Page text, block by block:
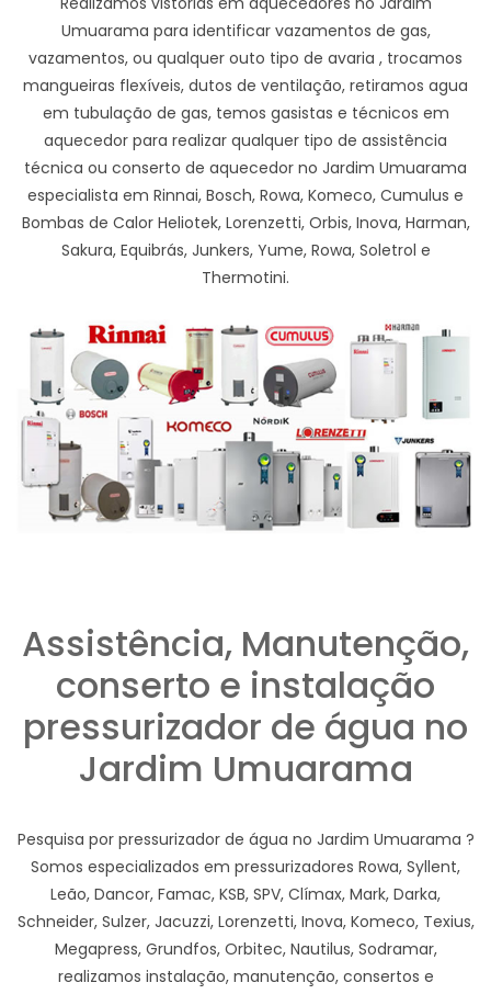
Umuarama para identificar vazamentos de gas,
vazamentos, ou qualquer outo tipo de avaria , trocamos
mangueiras flexíveis, dutos de ventilação, retiramos agua
em tubulação de gas, temos gasistas e técnicos em
aquecedor para realizar qualquer tipo de assistência
técnica ou conserto de aquecedor no Jardim Umuarama
especialista em Rinnai, Bosch, Rowa, Komeco, Cumulus e
Bombas de Calor Heliotek, Lorenzetti, Orbis, Inova, Harman,
Sakura, Equibrás, Junkers, Yume, Rowa, Soletrol e
Thermotini.
Assistência, Manutenção,
conserto e instalação
pressurizador de água no
Jardim Umuarama
Pesquisa por pressurizador de água no Jardim Umuarama ?
Somos especializados em pressurizadores Rowa, Syllent,
Leão, Dancor, Famac, KSB, SPV, Clímax, Mark, Darka,
Schneider, Sulzer, Jacuzzi, Lorenzetti, Inova, Komeco, Texius,
Megapress, Grundfos, Orbitec, Nautilus, Sodramar,
realizamos instalação, manutenção, consertos e